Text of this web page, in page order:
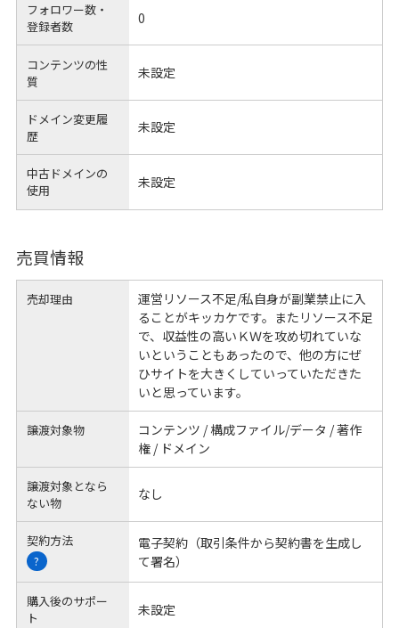
フォロワー数・
登録者数
0
コンテンツの性
質
未設定
ドメイン変更履
歴
未設定
中古ドメインの
使用
未設定
売買情報
売却理由
運営リソース不足/私自身が副業禁止に入
ることがキッカケです。またリソース不足
で、収益性の高いＫＷを攻め切れていな
いということもあったので、他の方にぜ
ひサイトを大きくしていっていただきた
いと思っています。
譲渡対象物
コンテンツ / 構成ファイル/データ / 著作
権 / ドメイン
譲渡対象となら
ない物
なし
契約方法
?
電子契約（取引条件から契約書を生成し
て署名）
購入後のサポー
ト
未設定